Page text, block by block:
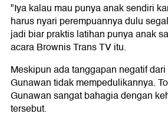
"Iya kalau mau punya anak sendiri
harus nyari perempuannya dulu
jadi biar praktis latihan punya anak
acara Brownis Trans TV itu.
Meskipun ada tanggapan negatif
Gunawan tidak mempedulikannya.
Gunawan sangat bahagia dengan
tersebut.